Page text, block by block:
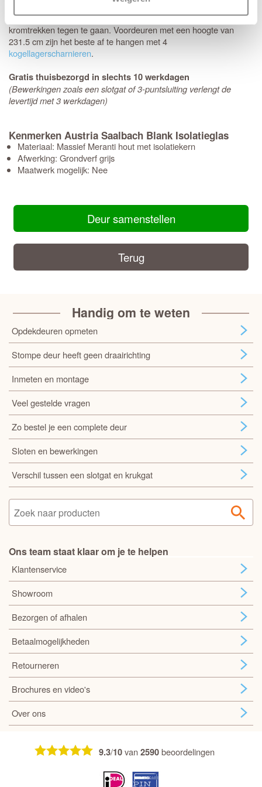
Voordeuren worden met minimaal 3
het kozijn gemonteerd om de deur soepel te laten draaien en
kromtrekken tegen te gaan. Voordeuren met een hoogte van
231.5 cm zijn het beste af te hangen met 4
kogellagerscharnieren.
Gratis thuisbezorgd in slechts 10 werkdagen
(Bewerkingen zoals een slotgat of 3-puntsluiting verlengt de
levertijd met 3 werkdagen)
Kenmerken Austria Saalbach Blank Isolatieglas
Materiaal: Massief Meranti hout met isolatiekern
Afwerking: Grondverf grijs
Maatwerk mogelijk: Nee
Deur samenstellen
Terug
Handig om te weten
Opdekdeuren opmeten
Stompe deur heeft geen draairichting
Inmeten en montage
Veel gestelde vragen
Zo bestel je een complete deur
Sloten en bewerkingen
Verschil tussen een slotgat en krukgat
Ons team staat klaar om je te helpen
Klantenservice
Showroom
Bezorgen of afhalen
Betaalmogelijkheden
Retourneren
Brochures en video's
Over ons
9.3/10van2590beoordelingen